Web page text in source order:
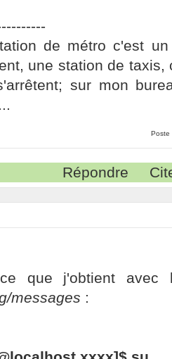
de métro c'est
une station de taxis,
sur mon
Poste
Répondre
que j'obtient avec
messages :